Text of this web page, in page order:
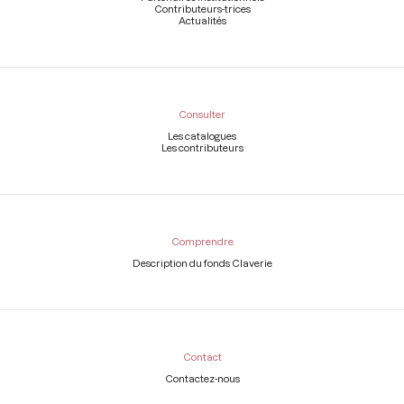
Contributeurs-trices
Actualités
Consulter
Les catalogues
Les contributeurs
Comprendre
Description du fonds Claverie
Contact
Contactez-nous